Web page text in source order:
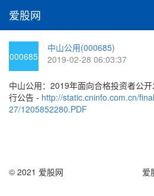
爱股网
000685
中山公用(000685)
2019-02-28 06:03:37
中山公用：2019年面向合格投资者公
行公告 - http://static.cninfo.com.cn/
27/1205852280.PDF
© 2021 爱股网 爱